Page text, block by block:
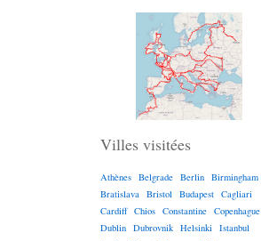
Villes visitées
Athènes Belgrade Berlin Birmingham
Bratislava
Bristol Budapest Cagliari
Cardiff Chios Constantine Copenhague
Dublin Dubrovnik Helsinki
Istanbul